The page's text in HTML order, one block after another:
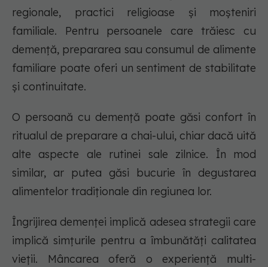
regionale, practici religioase și moșteniri
familiale. Pentru persoanele care trăiesc cu
demență, prepararea sau consumul de alimente
familiare poate oferi un sentiment de stabilitate
și continuitate.
O persoană cu demență poate găsi confort în
ritualul de preparare a chai-ului, chiar dacă uită
alte aspecte ale rutinei sale zilnice. În mod
similar, ar putea găsi bucurie în degustarea
alimentelor tradiționale din regiunea lor.
Îngrijirea demenței implică adesea strategii care
implică simțurile pentru a îmbunătăți calitatea
vieții. Mâncarea oferă o experiență multi-